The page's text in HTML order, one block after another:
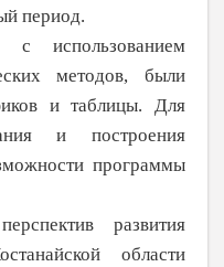
период.
с использо­ванием
методов, были
и таблицы. Для
и построения
программы
раз­вития
области